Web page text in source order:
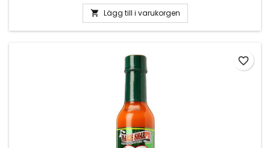
 Lägg till i varukorgen
favorite_border